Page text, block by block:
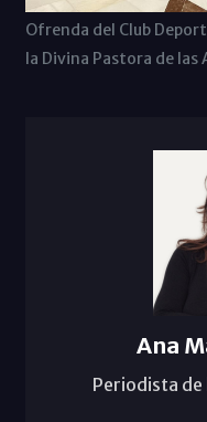
Ofrenda del Club
la Divina Pastora de las
Ana
Periodista de